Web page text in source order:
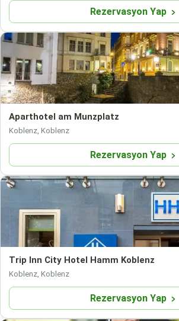
Rezervasyon Yap
Aparthotel am Munzplatz
Koblenz, Koblenz
Rezervasyon Yap
Trip Inn City Hotel Hamm Koblenz
Koblenz, Koblenz
Rezervasyon Yap